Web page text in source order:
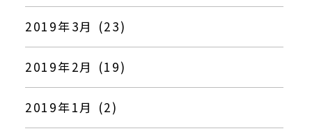
2019年3月 (23)
2019年2月 (19)
2019年1月 (2)